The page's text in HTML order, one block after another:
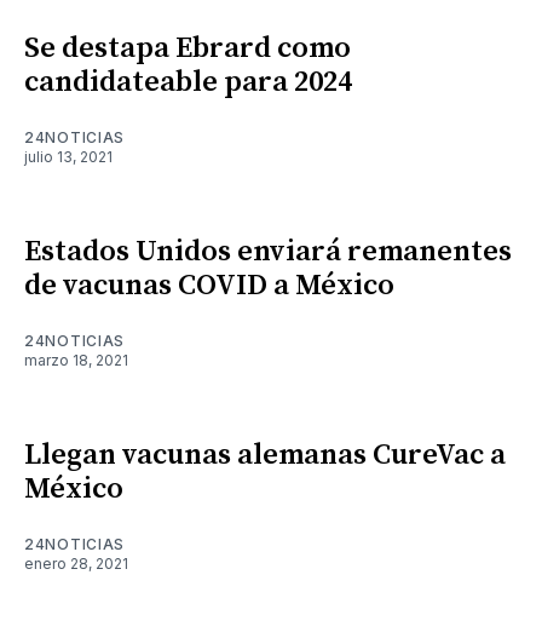
Se destapa Ebrard como
candidateable para 2024
24NOTICIAS
julio 13, 2021
Estados Unidos enviará remanentes
de vacunas COVID a México
24NOTICIAS
marzo 18, 2021
Llegan vacunas alemanas CureVac a
México
24NOTICIAS
enero 28, 2021